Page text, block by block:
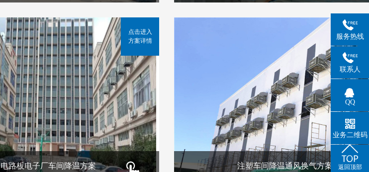
电路板电子厂车间降温方案
点击进入
方案详情
注塑车间降温通风换气方案
服务热线
联系人
QQ
业务二维码
返回顶部